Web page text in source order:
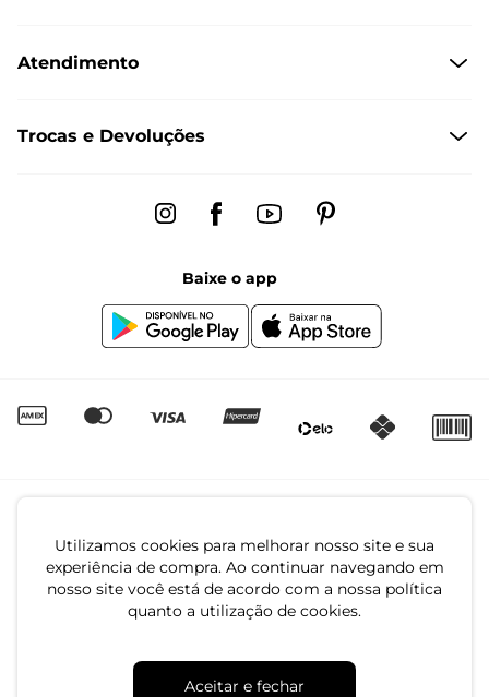
Utilizamos cookies para melhorar nosso site e sua
experiência de compra. Ao continuar navegando em
nosso site você está de acordo com a nossa política
quanto a utilização de cookies.
Aceitar e fechar
Políticas de Privacidade
Formas de Entrega
Regulamento de Promoções
Canal de Denúncias | Ética
Igualdade Salarial
Atendimento
Dúvidas Frequentes
Trocas e Devoluções
Baixe o app
CNPJ: 79.233.672/0001-05
Av. Maria Marangoni, 391 - 89129-080 - Luiz Alves - SC